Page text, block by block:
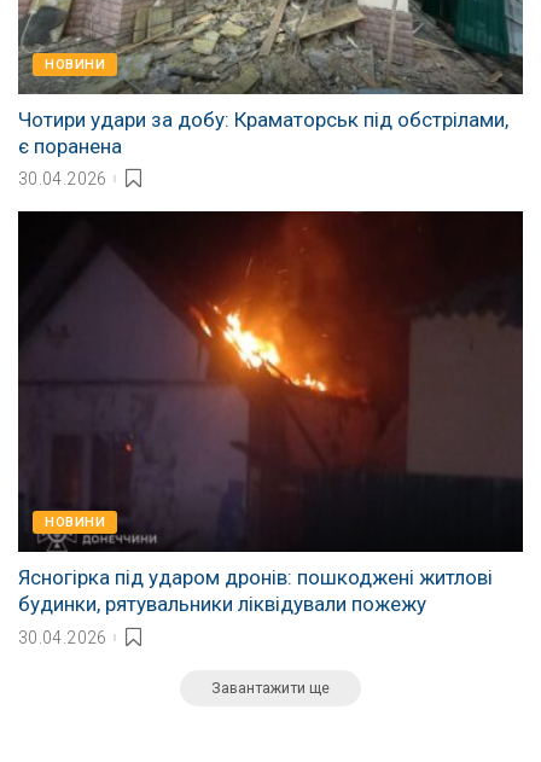
НОВИНИ
Чотири удари за добу: Краматорськ під обстрілами,
є поранена
30.04.2026
НОВИНИ
Ясногірка під ударом дронів: пошкоджені житлові
будинки, рятувальники ліквідували пожежу
30.04.2026
Завантажити ще